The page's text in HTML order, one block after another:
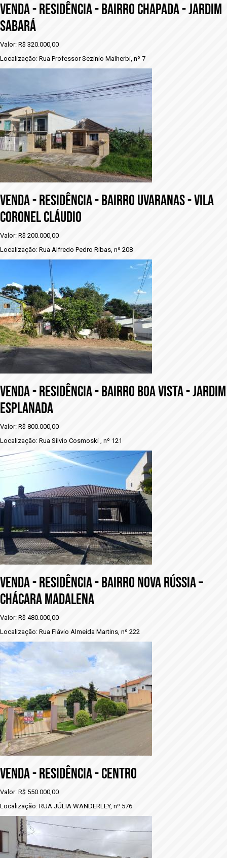
VENDA - RESIDÊNCIA - BAIRRO CHAPADA - JARDIM
SABARÁ
Valor: R$ 320.000,00
Localização: Rua Professor Sezínio Malherbi, nº 7
vENDA - RESIDÊNCIA - BAIRRO UVARANAS - VILA
CORONEL CLÁUDIO
Valor: R$ 200.000,00
Localização: Rua Alfredo Pedro Ribas, nº 208
vENDA - RESIDÊNCIA - BAIRRO BOA VISTA - JARDIM
ESPLANADA
Valor: R$ 800.000,00
Localização: Rua Silvio Cosmoski , nº 121
vENDA - RESIDÊNCIA - BAIRRO NOVA RÚSSIA –
CHÁCARA MADALENA
Valor: R$ 480.000,00
Localização: Rua Flávio Almeida Martins, nº 222
VENDA - rESIDÊNCIA - CENTRO
Valor: R$ 550.000,00
Localização: RUA JÚLIA WANDERLEY, nº 576